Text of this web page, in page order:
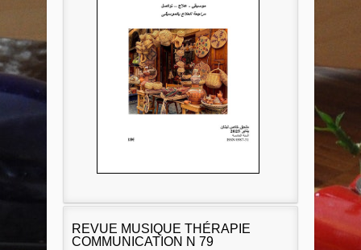
REVUE MUSIQUE THÉRAPIE
COMMUNICATION N 79